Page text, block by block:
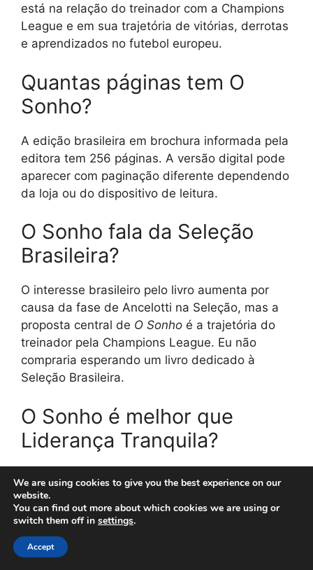
está na relação do treinador com a Champions
League e em sua trajetória de vitórias, derrotas
e aprendizados no futebol europeu.
Quantas páginas tem O
Sonho?
A edição brasileira em brochura informada pela
editora tem 256 páginas. A versão digital pode
aparecer com paginação diferente dependendo
da loja ou do dispositivo de leitura.
O Sonho fala da Seleção
Brasileira?
O interesse brasileiro pelo livro aumenta por
causa da fase de Ancelotti na Seleção, mas a
proposta central de O Sonho é a trajetória do
treinador pela Champions League. Eu não
compraria esperando um livro dedicado à
Seleção Brasileira.
O Sonho é melhor que
Liderança Tranquila?
Sonho
parece mais indicado para quem quer
carreira, Champions e memória esportiva.
Liderança Tranquilatende a fazer mais sentido
para quem busca o estilo de liderança de
Ancelotti.
We are using cookies to give you the best experience on our
website.
You can find out more about which cookies we are using or
switch them off in settings.
Accept